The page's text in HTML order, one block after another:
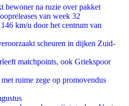
bewoner na ruzie over pakket
van week 32
km/u door het centrum van
scheuren in dijken Zuid-
matchpoints, ook Griekspoor
ruime zege op promovendus